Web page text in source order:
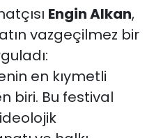
Engin Alkan,
vazgeçilmez bir
en kıymetli
biri. Bu festival